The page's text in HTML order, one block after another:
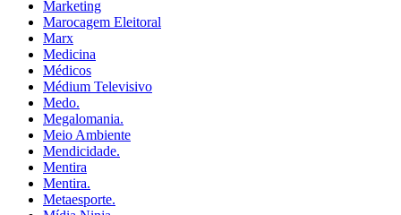
Marketing
Marocagem Eleitoral
Marx
Medicina
Médicos
Médium Televisivo
Medo.
Megalomania.
Meio Ambiente
Mendicidade.
Mentira
Mentira.
Metaesporte.